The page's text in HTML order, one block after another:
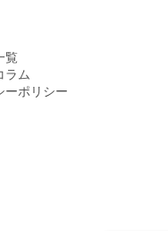
覧
ラム
ーポリシー